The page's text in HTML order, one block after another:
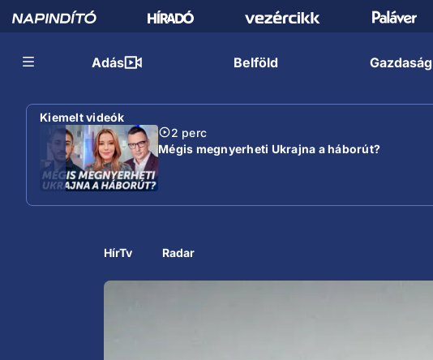
Adás Belföld Gazdaság
Kiemelt videók
2 perc
Mégis megnyerheti Ukrajna a háborút?
HírTv Radar